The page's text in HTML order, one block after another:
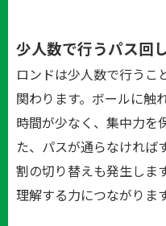
少人数で行うパス回
ロンドは少人数で行うこ
関わります。ボールに触
時間が少なく、集中力を
た、パスが通らなければ
割の切り替えも発生しま
理解する力につながります